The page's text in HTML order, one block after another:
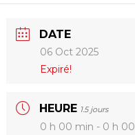
DATE
06 Oct 2025
Expiré!
HEURE 1.5 jours
0 h 00 min - 0 h 00